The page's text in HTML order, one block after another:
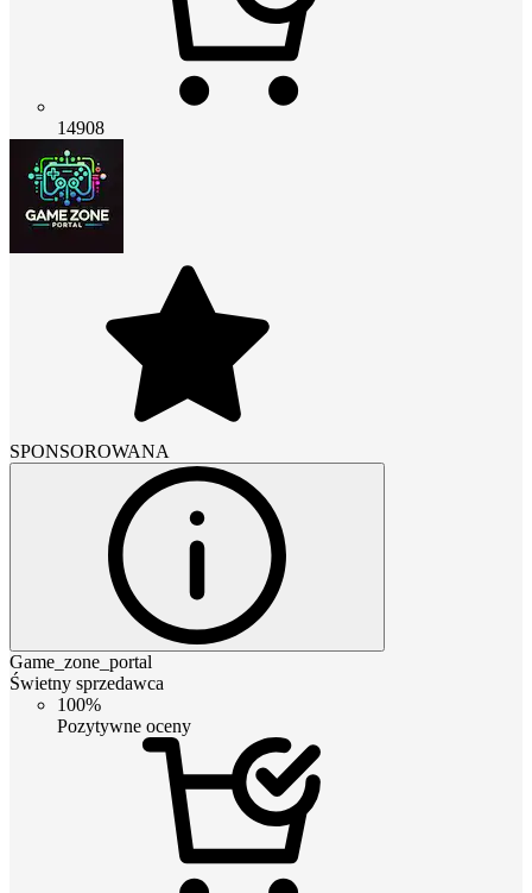
14908
SPONSOROWANA
Game_zone_portal
Świetny sprzedawca
100%
Pozytywne oceny